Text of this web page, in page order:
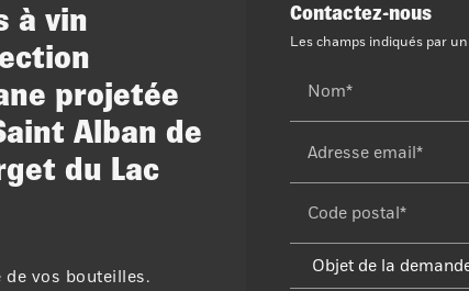
à vin
projetée
Alban de
du Lac
de vos bouteilles.
Contactez-nous
Les champs indiqués par
Nom*
Adresse email*
Code postal*